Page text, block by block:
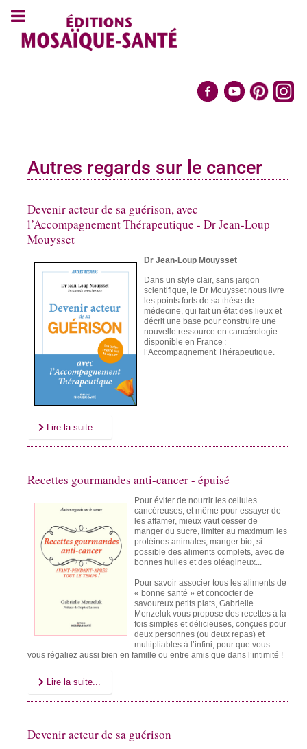
Autres regards sur le cancer
Devenir acteur de sa guérison, avec
l’Accompagnement Thérapeutique - Dr Jean-Loup
Mouysset
Dr Jean-Loup Mouysset
Dans un style clair, sans jargon
scientifique, le Dr Mouysset nous livre
les points forts de sa thèse de
médecine, qui fait un état des lieux et
décrit une base pour construire une
nouvelle ressource en cancérologie
disponible en France :
l’Accompagnement Thérapeutique.
Lire la suite...
Recettes gourmandes anti-cancer - épuisé
Pour éviter de nourrir les cellules
cancéreuses, et même pour essayer de
les affamer, mieux vaut cesser de
manger du sucre, limiter au maximum les
protéines animales, manger bio, si
possible des aliments complets, avec de
bonnes huiles et des oléagineux...
Pour savoir associer tous les aliments de
« bonne santé » et concocter de
savoureux petits plats, Gabrielle
Menzeluk vous propose des recettes à la
fois simples et délicieuses, conçues pour
deux personnes (ou deux repas) et
multipliables à l’infini, pour que vous
vous régaliez aussi bien en famille ou entre amis que dans l’intimité !
Lire la suite...
Devenir acteur de sa guérison